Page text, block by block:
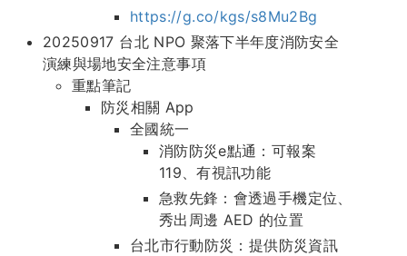
https://g.co/kgs/s8Mu2Bg
20250917 台北 NPO 聚落下半年度消防安全
演練與場地安全注意事項
重點筆記
防災相關 App
全國統一
消防防災e點通：可報案
119、有視訊功能
急救先鋒：會透過手機定位、
秀出周邊 AED 的位置
台北市行動防災：提供防災資訊